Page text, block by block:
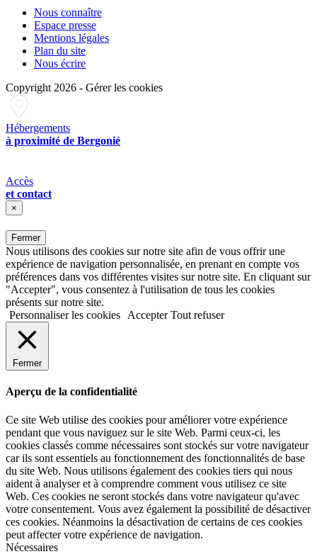
Nous connaître
Espace presse
Mentions légales
Plan du site
Nous écrire
Copyright 2026 - Gérer les cookies
Hébergements
à proximité de Bergonié
Accès
et contact
×
Fermer
Nous utilisons des cookies sur notre site afin de vous offrir une
expérience de navigation personnalisée, en prenant en compte vos
préférences dans vos différentes visites sur notre site. En cliquant sur
"Accepter", vous consentez à l'utilisation de tous les cookies
présents sur notre site.
Personnaliser les cookies
Accepter Tout refuser
Fermer
Aperçu de la confidentialité
Ce site Web utilise des cookies pour améliorer votre expérience
pendant que vous naviguez sur le site Web. Parmi ceux-ci, les
cookies classés comme nécessaires sont stockés sur votre navigateur
car ils sont essentiels au fonctionnement des fonctionnalités de base
du site Web. Nous utilisons également des cookies tiers qui nous
aident à analyser et à comprendre comment vous utilisez ce site
Web. Ces cookies ne seront stockés dans votre navigateur qu'avec
votre consentement. Vous avez également la possibilité de désactiver
ces cookies. Néanmoins la désactivation de certains de ces cookies
peut affecter votre expérience de navigation.
Nécessaires